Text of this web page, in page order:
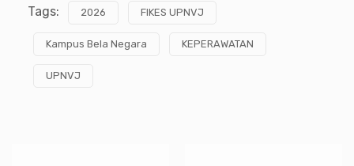
Tags: 2026 FIKES UPNVJ
Kampus Bela Negara KEPERAWATAN
UPNVJ